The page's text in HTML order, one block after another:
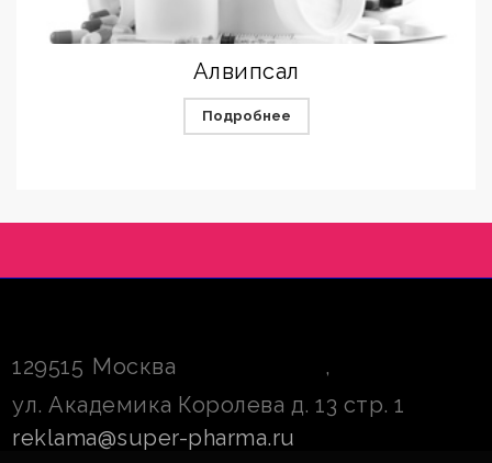
Алвипсал
Подробнее
129515 Москва
,
ул. Академика Королева д. 13 стр. 1
reklama@super-pharma.ru